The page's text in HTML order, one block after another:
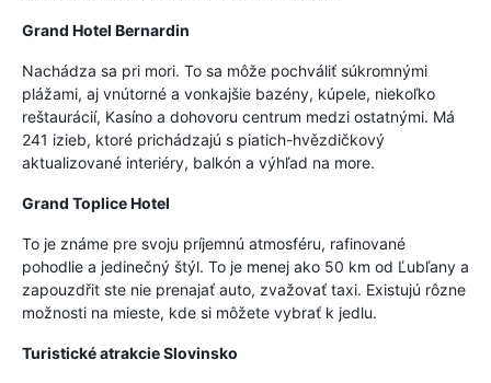
Grand Hotel Bernardin
Nachádza sa pri mori. To sa môže pochváliť súkromnými
plážami, aj vnútorné a vonkajšie bazény, kúpele, niekoľko
reštaurácií, Kasíno a dohovoru centrum medzi ostatnými. Má
241 izieb, ktoré prichádzajú s piatich-hvězdičkový
aktualizované interiéry, balkón a výhľad na more.
Grand Toplice Hotel
To je známe pre svoju príjemnú atmosféru, rafinované
pohodlie a jedinečný štýl. To je menej ako 50 km od Ľubľany a
zapouzdřit ste nie prenajať auto, zvažovať taxi. Existujú rôzne
možnosti na mieste, kde si môžete vybrať k jedlu.
Turistické atrakcie Slovinsko